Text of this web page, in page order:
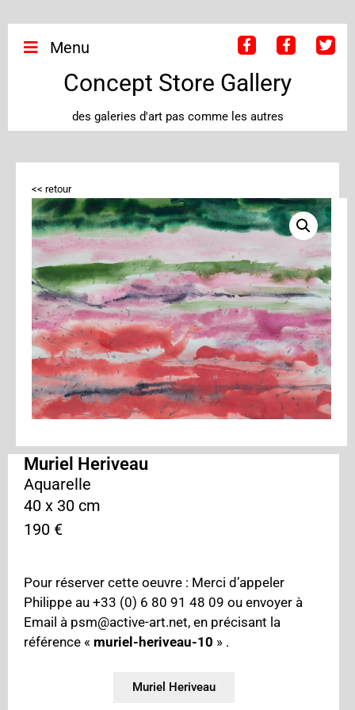
Menu
Concept Store Gallery
des galeries d'art pas comme les autres
<< retour
Muriel Heriveau
Aquarelle
40 x 30 cm
190 €
Pour réserver cette oeuvre : Merci d’appeler
Philippe au +33 (0) 6 80 91 48 09 ou envoyer à
Email à psm@active-art.net, en précisant la
référence « muriel-heriveau-10 » .
Muriel Heriveau